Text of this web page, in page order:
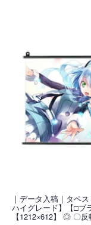
｜データ入稿｜タペ
ハイグレード】【□ブ
【1212×612】 ◎ 〇